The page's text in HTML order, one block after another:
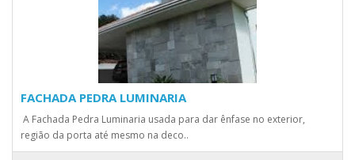
FACHADA PEDRA LUMINARIA
A Fachada Pedra Luminaria usada para dar ênfase no exterior,
região da porta até mesmo na deco..